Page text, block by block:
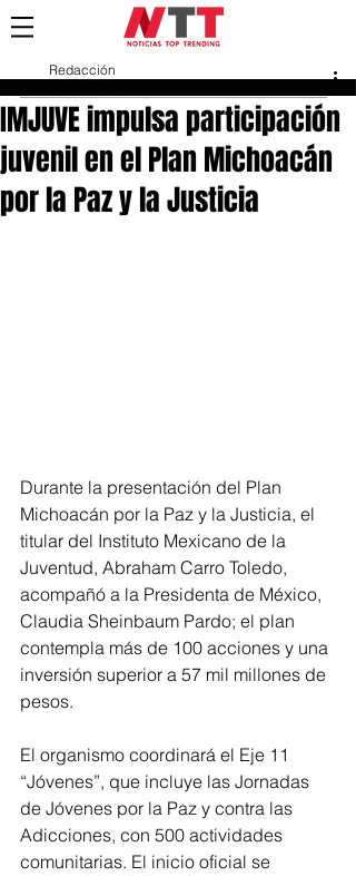
IMJUVE impulsa participación
juvenil en el Plan Michoacán
por la Paz y la Justicia
Redacción
Durante la presentación del Plan
Michoacán por la Paz y la Justicia, el
titular del Instituto Mexicano de la
Juventud, Abraham Carro Toledo,
acompañó a la Presidenta de México,
Claudia Sheinbaum Pardo; el plan
contempla más de 100 acciones y una
inversión superior a 57 mil millones de
pesos.
El organismo coordinará el Eje 11
“Jóvenes”, que incluye las Jornadas
de Jóvenes por la Paz y contra las
Adicciones, con 500 actividades
comunitarias. El inicio oficial se